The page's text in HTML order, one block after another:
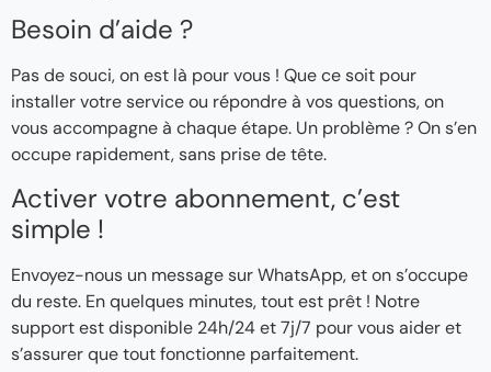
Besoin d’aide ?
Pas de souci, on est là pour vous ! Que ce soit pour
installer votre service ou répondre à vos questions, on
vous accompagne à chaque étape. Un problème ? On s’en
occupe rapidement, sans prise de tête.
Activer votre abonnement, c’est
simple !
Envoyez-nous un message sur WhatsApp, et on s’occupe
du reste. En quelques minutes, tout est prêt ! Notre
support est disponible 24h/24 et 7j/7 pour vous aider et
s’assurer que tout fonctionne parfaitement.